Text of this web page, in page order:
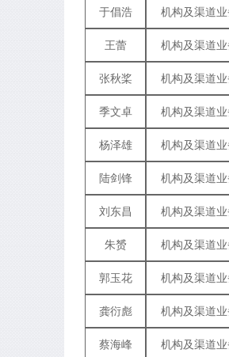
于倡浩 机构及渠道
王蕾 机构及渠道
张秋桨 机构及渠道
季文卓 机构及渠道
杨泽雄 机构及渠道
陆剑锋 机构及渠道
刘东昌 机构及渠道
朱赟 机构及渠道
郭玉花 机构及渠道
龚衍彪 机构及渠道
蔡海峰 机构及渠道